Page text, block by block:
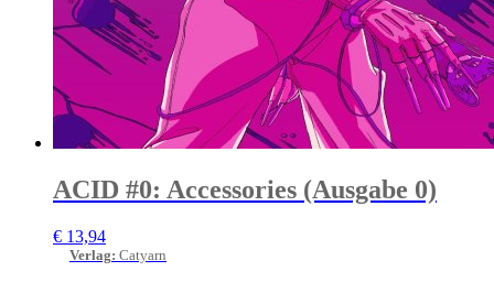
ACID #0: Accessories (Ausgabe 0)
€ 13,94
Verlag: Catyarn